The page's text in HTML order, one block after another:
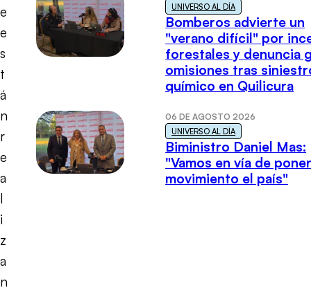
e
e
s
t
á
n
r
e
a
l
i
z
a
n
UNIVERSO AL DÍA
Bomberos advierte un
"verano difícil" por
forestales y denuncia
omisiones tras
químico en Quilicura
06 DE AGOSTO 2026
UNIVERSO AL DÍA
Biministro Daniel Mas:
"Vamos en vía de
movimiento el país"